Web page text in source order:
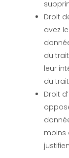
Droit
avez
du
leur
du
Droit
moins